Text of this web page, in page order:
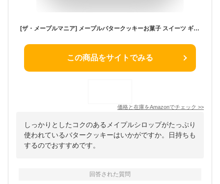
[ザ・メープルマニア] メープルバタークッキーお菓子 スイーツ ギフト 東京土産 手土産 個包装 プレゼント お返し 内祝い 焼き菓子 退職 おしゃれ 大人（9枚入り） (9, 9枚入)
この商品をサイトでみる
価格と在庫をAmazonでチェック >>
しっかりとしたコクのあるメイプルシロップがたっぷり
使われているバタークッキーはいかがですか。日持ちも
するのでおすすめです。
回答された質問